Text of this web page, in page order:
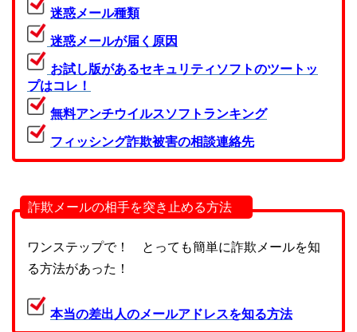
迷惑メール種類
迷惑メールが届く原因
お試し版があるセキュリティソフトのツートッ
プはコレ！
無料アンチウイルスソフトランキング
フィッシング詐欺被害の相談連絡先
詐欺メールの相手を突き止める方法
ワンステップで！ とっても簡単に詐欺メールを知
る方法があった！
本当の差出人のメールアドレスを知る方法